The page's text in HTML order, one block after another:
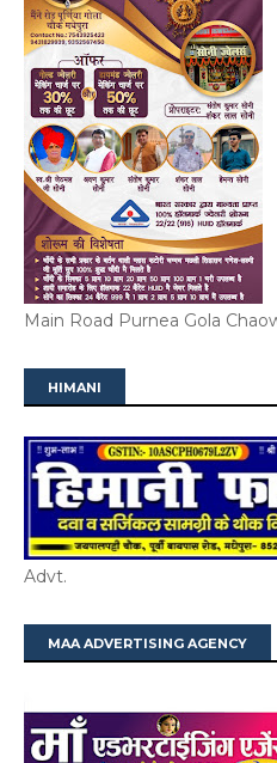
Main Road Purnea Gola
HIMANI
Advt.
MAA ADVERTISING AGENCY